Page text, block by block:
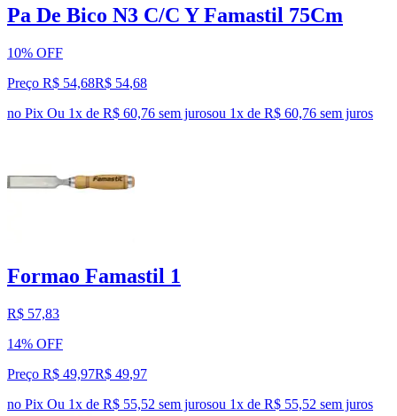
Pa De Bico N3 C/C Y Famastil 75Cm
10% OFF
Preço R$ 54,68R$ 54,68
no Pix Ou 1x de R$ 60,76 sem jurosou 1x de R$ 60,76 sem juros
Formao Famastil 1
R$ 57,83
14% OFF
Preço R$ 49,97R$ 49,97
no Pix Ou 1x de R$ 55,52 sem jurosou 1x de R$ 55,52 sem juros